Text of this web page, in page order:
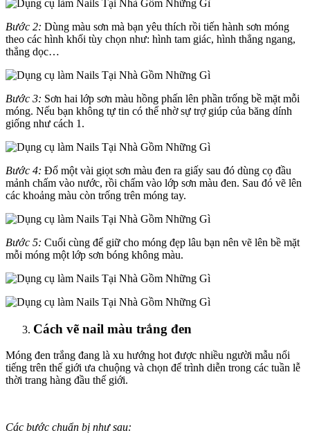
Bước 2: Dùng màu sơn mà bạn yêu thích rồi tiến hành sơn móng
theo các hình khối tùy chọn như: hình tam giác, hình thẳng ngang,
thẳng dọc…
Bước 3: Sơn hai lớp sơn màu hồng phấn lên phần trống bề mặt mỗi
móng. Nếu bạn không tự tin có thể nhờ sự trợ giúp của băng dính
giống như cách 1.
Bước 4: Đổ một vài giọt sơn màu đen ra giấy sau đó dùng cọ đầu
mảnh chấm vào nước, rồi chấm vào lớp sơn màu đen. Sau đó vẽ lên
các khoảng màu còn trống trên móng tay.
Bước 5: Cuối cùng để giữ cho móng đẹp lâu bạn nên vẽ lên bề mặt
mỗi móng một lớp sơn bóng không màu.
Cách vẽ nail màu trắng đen
Móng đen trắng đang là xu hướng hot được nhiều người mẫu nổi
tiếng trên thế giới ưa chuộng và chọn để trình diễn trong các tuần lễ
thời trang hàng đầu thế giới.
Các bước chuẩn bị như sau: